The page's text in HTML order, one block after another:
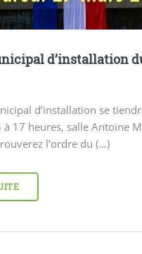
d’installation
d’installation se
17 heures, salle Antoine
l’ordre du (…)